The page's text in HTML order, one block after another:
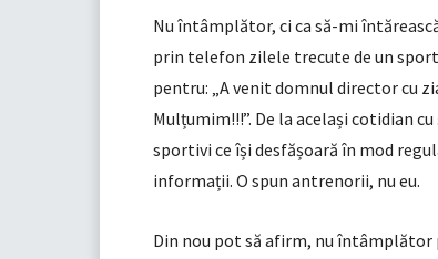
Nu întâmplător, ci ca să-mi
prin telefon zilele trecute de un
pentru: „A venit domnul director cu
Mulțumim!!!”. De la același cotidian
sportivi ce își desfășoară în mod
informații. O spun antrenorii, nu eu.
Din nou pot să afirm, nu întâmplător